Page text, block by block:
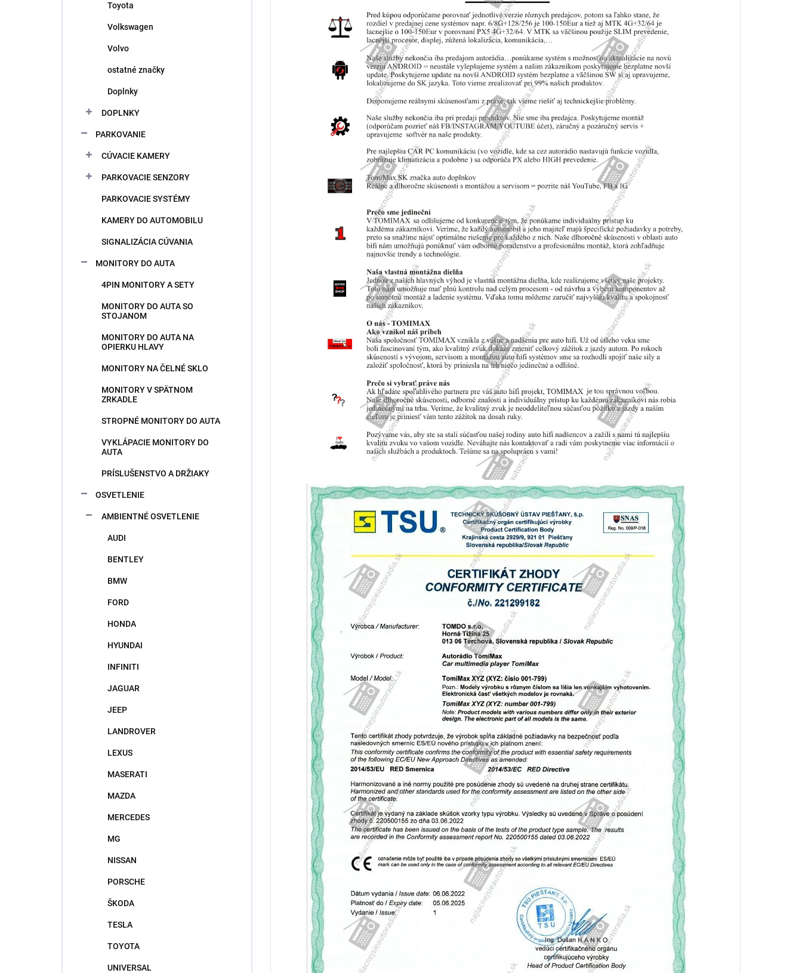
Toyota
Volkswagen
Volvo
ostatné značky
Doplnky
DOPLNKY
PARKOVANIE
CÚVACIE KAMERY
PARKOVACIE SENZORY
PARKOVACIE SYSTÉMY
KAMERY DO AUTOMOBILU
SIGNALIZÁCIA CÚVANIA
MONITORY DO AUTA
4PIN MONITORY A SETY
MONITORY DO AUTA SO
STOJANOM
MONITORY DO AUTA NA
OPIERKU HLAVY
MONITORY NA ČELNÉ SKLO
MONITORY V SPÄTNOM
ZRKADLE
STROPNÉ MONITORY DO AUTA
VYKLÁPACIE MONITORY DO
AUTA
PRÍSLUŠENSTVO A DRŽIAKY
OSVETLENIE
AMBIENTNÉ OSVETLENIE
AUDI
BENTLEY
BMW
FORD
HONDA
HYUNDAI
INFINITI
JAGUAR
JEEP
LANDROVER
LEXUS
MASERATI
MAZDA
MERCEDES
MG
NISSAN
PORSCHE
ŠKODA
TESLA
TOYOTA
UNIVERSAL